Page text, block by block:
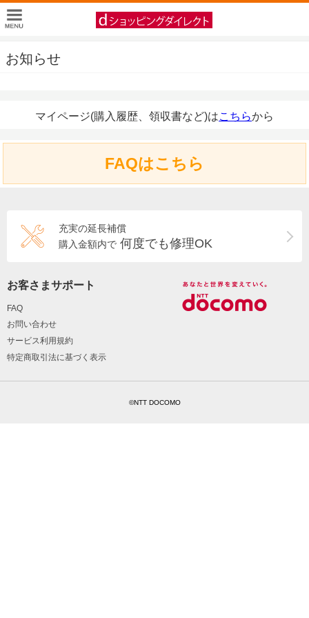
お知らせ
マイページ(購入履歴、領収書など)はこちらから
FAQはこちら
充実の延長補償
購入金額内で 何度でも修理OK
お客さまサポート
FAQ
お問い合わせ
サービス利用規約
特定商取引法に基づく表示
©NTT DOCOMO